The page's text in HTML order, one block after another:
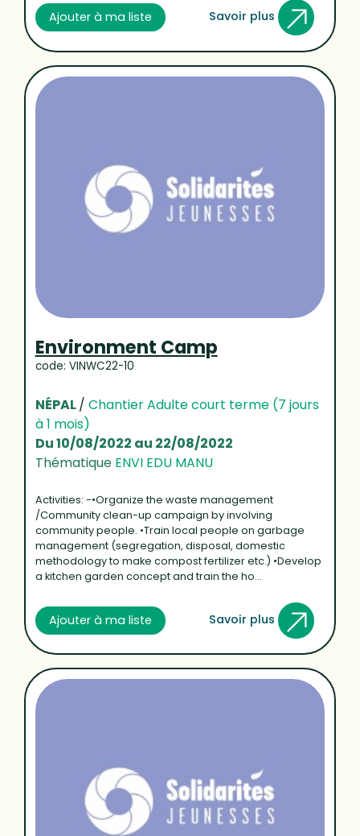
Ajouter à ma liste Savoir plus
Environment Camp
code: VINWC22-10
NÉPAL/ Chantier Adulte court terme (7 jours
à 1 mois)
Du 10/08/2022 au 22/08/2022
Thématique ENVI EDU MANU
Activities: -•Organize the waste management
/Community clean-up campaign by involving
community people. •Train local people on garbage
management (segregation, disposal, domestic
methodology to make compost fertilizer etc.) •Develop
a kitchen garden concept and train the ho...
Ajouter à ma liste Savoir plus